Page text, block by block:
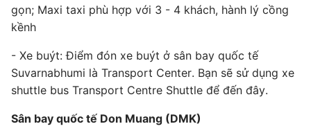
gọn; Maxi taxi phù hợp với 3 - 4 khách, hành lý cồng
kềnh
- Xe buýt: Điểm đón xe buýt ở sân bay quốc tế
Suvarnabhumi là Transport Center. Bạn sẽ sử dụng xe
shuttle bus Transport Centre Shuttle để đến đây.
Sân bay quốc tế Don Muang (DMK)